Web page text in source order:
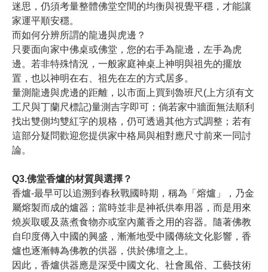
迷思，仍須考量整體佛堂空間的均衡與視覺平穩，才能讓
家運平順安穩。
而如何分辨所謂的龍邊與虎邊？
只要面向家中佛桌或佛堂，您的右手為龍邊，左手為虎
邊。若非特殊情況，一般家庭神桌上神明與祖先的擺放
置，也以神明在右、祖先在左的方式居多。
量測龍邊與虎邊的距離，以市面上買到魯班尺(上方須有文
工尺與丁蘭尺標記)量測吉字即可；倘若家中牆面無法順利
找出雙側均雙紅字的規格，仍可透過其他方式調整；若有
這部分疑問歡迎您提供家中格局與相對應尺寸前來一同討
論。
Q3.佛堂香爐的材質與選擇？
香爐-最早可以追溯到春秋戰國時期，稱為「熔爐」，乃金
屬熔製而成的爐器；當時並非是神祇供奉用器，而是用來
燒炭取暖及蒸煮食物亦或室內薰香之用的容器。隨著佛教
自印度傳入中國的興盛，漸漸地受中國傳統文化影響，香
爐也逐漸轉為佛教的供器，供於佛壇之上。
因此，香爐供器應是深受中國文化、社會風俗、工藝技術